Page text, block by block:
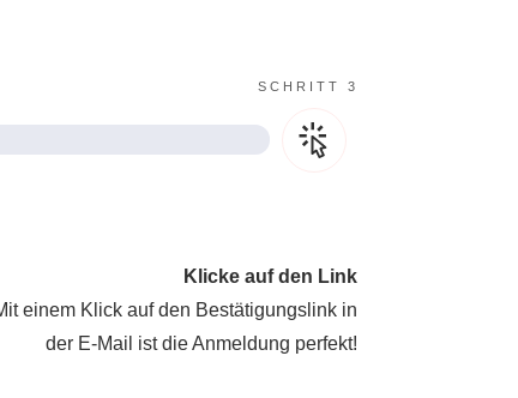
SCHRITT 3
Klicke auf den Link
einem Klick auf den Bestätigungslink in
der E-Mail ist die Anmeldung perfekt!